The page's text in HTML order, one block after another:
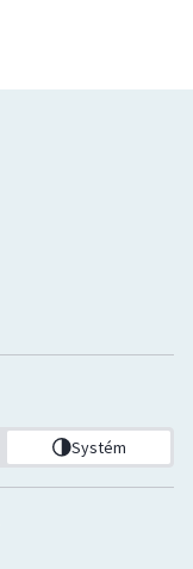
Systém